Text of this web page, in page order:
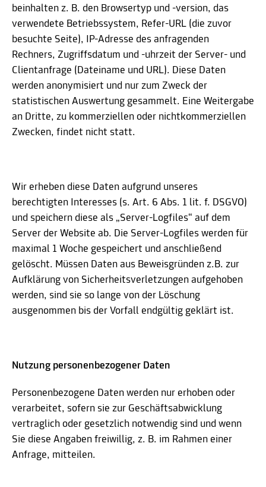
beinhalten z. B. den Browsertyp und -version, das
verwendete Betriebssystem, Refer-URL (die zuvor
besuchte Seite), IP-Adresse des anfragenden
Rechners, Zugriffsdatum und -uhrzeit der Server- und
Clientanfrage (Dateiname und URL). Diese Daten
werden anonymisiert und nur zum Zweck der
statistischen Auswertung gesammelt. Eine Weitergabe
an Dritte, zu kommerziellen oder nichtkommerziellen
Zwecken, findet nicht statt.
Wir erheben diese Daten aufgrund unseres
berechtigten Interesses (s. Art. 6 Abs. 1 lit. f. DSGVO)
und speichern diese als „Server-Logfiles“ auf dem
Server der Website ab. Die Server-Logfiles werden für
maximal 1 Woche gespeichert und anschließend
gelöscht. Müssen Daten aus Beweisgründen z.B. zur
Aufklärung von Sicherheitsverletzungen aufgehoben
werden, sind sie so lange von der Löschung
ausgenommen bis der Vorfall endgültig geklärt ist.
Nutzung personenbezogener Daten
Personenbezogene Daten werden nur erhoben oder
verarbeitet, sofern sie zur Geschäftsabwicklung
vertraglich oder gesetzlich notwendig sind und wenn
Sie diese Angaben freiwillig, z. B. im Rahmen einer
Anfrage, mitteilen.